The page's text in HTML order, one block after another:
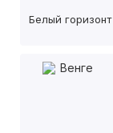
Белый горизонт